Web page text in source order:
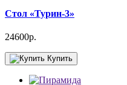
Стол «Турин-3»
24600р.
Купить